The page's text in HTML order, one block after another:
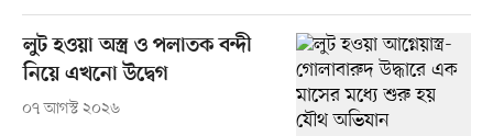
লুট হওয়া অস্ত্র ও পলাতক বন্দী
নিয়ে এখনো উদ্বেগ
০৭ আগস্ট ২০২৬